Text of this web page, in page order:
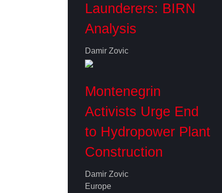
Launderers: BIRN
Analysis
Damir Zovic
Montenegrin
Activists Urge End
to Hydropower Plant
Construction
Damir Zovic
Europe